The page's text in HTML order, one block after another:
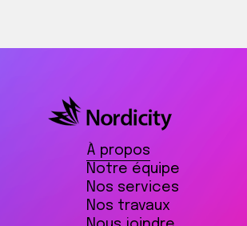
À propos
Notre équipe
Nos services
Nos travaux